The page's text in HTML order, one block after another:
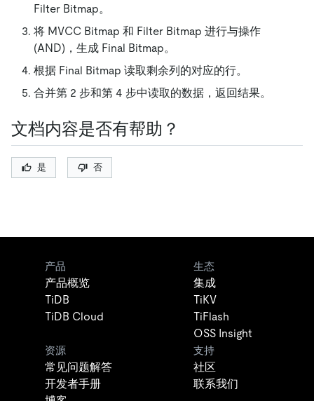
Filter Bitmap。
将 MVCC Bitmap 和 Filter Bitmap 进行与操作
(AND)，生成 Final Bitmap。
根据 Final Bitmap 读取剩余列的对应的行。
合并第 2 步和第 4 步中读取的数据，返回结果。
文档内容是否有帮助？
是 否
产品
产品概览
TiDB
TiDB Cloud
生态
集成
TiKV
TiFlash
OSS Insight
资源
常见问题解答
开发者手册
支持
社区
联系我们